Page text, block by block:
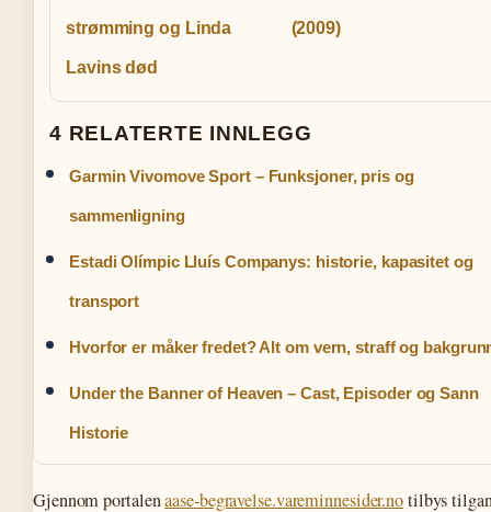
strømming og Linda
Lavins død
(2009)
4 RELATERTE INNLEGG
Garmin Vivomove Sport – Funksjoner, pris og
sammenligning
Estadi Olímpic Lluís Companys: historie, kapasitet og
transport
Hvorfor er måker fredet? Alt om vern, straff og
Under the Banner of Heaven – Cast, Episoder og Sann
Historie
Gjennom portalenaase-begravelse.vareminnesider.notilbys